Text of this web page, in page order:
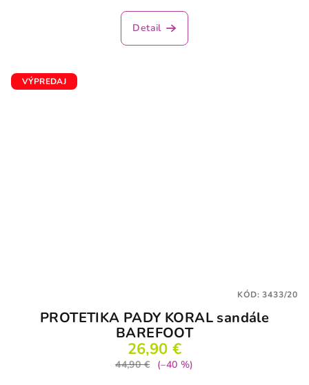
Detail
VÝPREDAJ
PROTETIKA PADY KORAL sandále
BAREFOOT
26,90 €
44,90 €
(–40 %)
KÓD:3433/20